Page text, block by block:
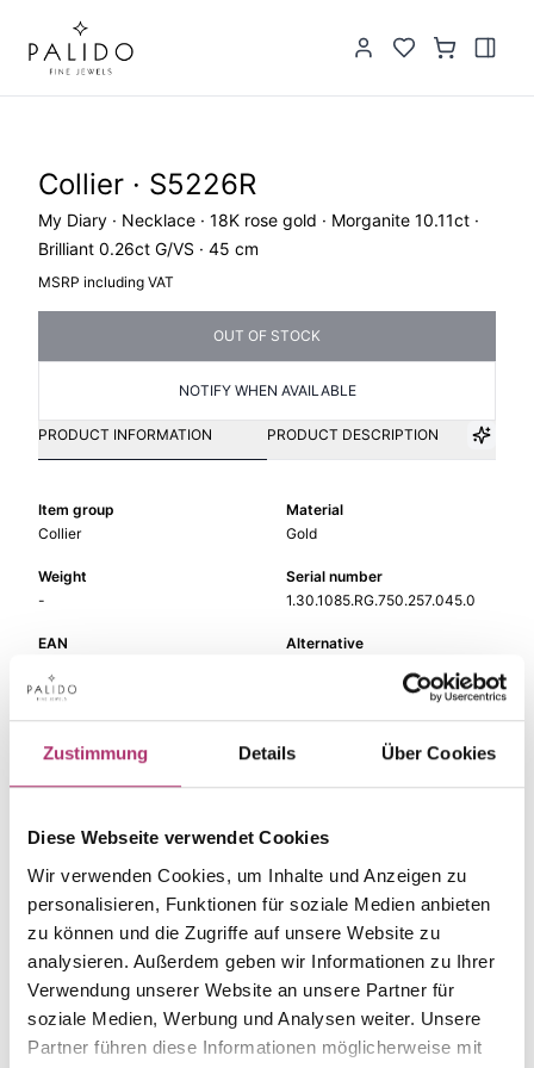
Zustimmung Details Über Cookies
Diese Webseite verwendet Cookies
Wir verwenden Cookies, um Inhalte und Anzeigen zu
personalisieren, Funktionen für soziale Medien anbieten
zu können und die Zugriffe auf unsere Website zu
analysieren. Außerdem geben wir Informationen zu Ihrer
Verwendung unserer Website an unsere Partner für
soziale Medien, Werbung und Analysen weiter. Unsere
Partner führen diese Informationen möglicherweise mit
Collier · S5226R
My Diary · Necklace · 18K rose gold · Morganite 10.11ct ·
Brilliant 0.26ct G/VS · 45 cm
MSRP including VAT
OUT OF STOCK
NOTIFY WHEN AVAILABLE
PRODUCT INFORMATION PRODUCT DESCRIPTION
Item group
Collier
Material
Gold
Weight
-
Serial number
1.30.1085.RG.750.257.045.0
EAN
Alternative
Gem
morganite
Length
45 cm
Width
-